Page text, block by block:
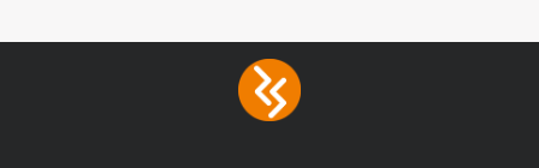
consumption The
permanence of a 50,000-